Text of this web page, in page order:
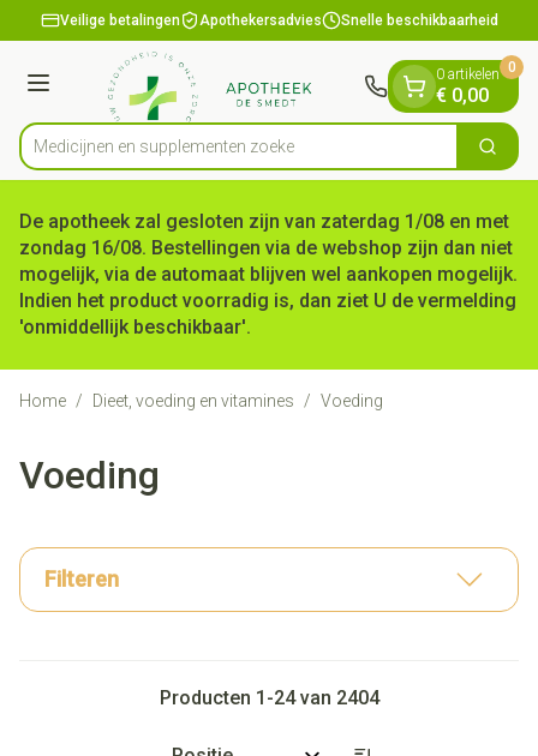
Ga naar de inhoud
1 van 1Veilige betalingen Apothekersadvies Snelle beschikbaarheid
Menu
Product, merk, categorie...
Medicijnen e Zoek
0 artikelen
€ 0,00
0
De apotheek zal gesloten zijn van zaterdag 1/08 en met
zondag 16/08. Bestellingen via de webshop zijn dan niet
mogelijk, via de automaat blijven wel aankopen mogelijk.
Indien het product voorradig is, dan ziet U de vermelding
'onmiddellijk beschikbaar'.
Home / Dieet, voeding en vitamines / Voeding
Voeding
Filteren
Producten 1 -24van 2404